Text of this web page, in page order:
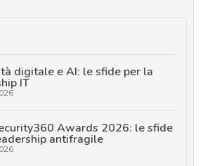
digitale e AI: le sfide per la
IT
Awards 2026: le sfide
antifragile